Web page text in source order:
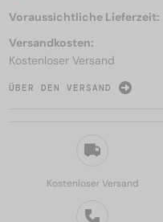
Kostenloser Versand
Voraussichtliche Lieferzeit:
Versandkosten:
Kostenloser Versand
ÜBER DEN VERSAND